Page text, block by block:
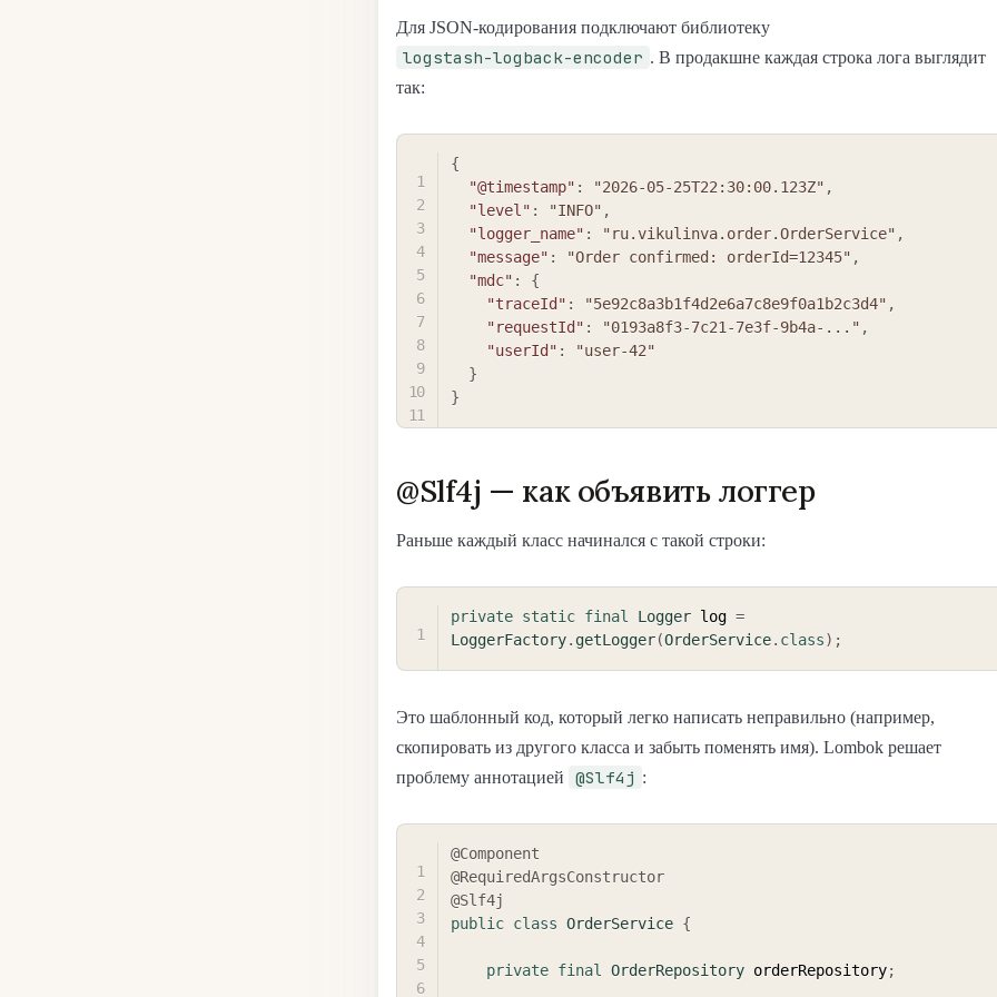
Для JSON-кодирования подключают библиотеку
logstash-logback-encoder . В продакшне каждая строка лога выглядит
так:
{
"@timestamp" : "2026-05-25T22:30:00.123Z" ,
"level" : "INFO" ,
"logger_name" : "ru.vikulinva.order.OrderService" ,
"message" : "Order confirmed: orderId=12345" ,
"mdc" :
{
"traceId" : "5e92c8a3b1f4d2e6a7c8e9f0a1b2c3d4" ,
"requestId" : "0193a8f3-7c21-7e3f-9b4a-..." ,
"userId" :
"user-42"
}
}
@Slf4j — как объявить логгер
Раньше каждый класс начинался с такой строки:
private static final Logger log =
LoggerFactory. getLogger(OrderService. class) ;
Это шаблонный код, который легко написать неправильно (например,
скопировать из другого класса и забыть поменять имя). Lombok решает
проблему аннотацией
@Slf4j :
@Component
@RequiredArgsConstructor
@Slf4j
public class OrderService {
private final OrderRepository orderRepository;